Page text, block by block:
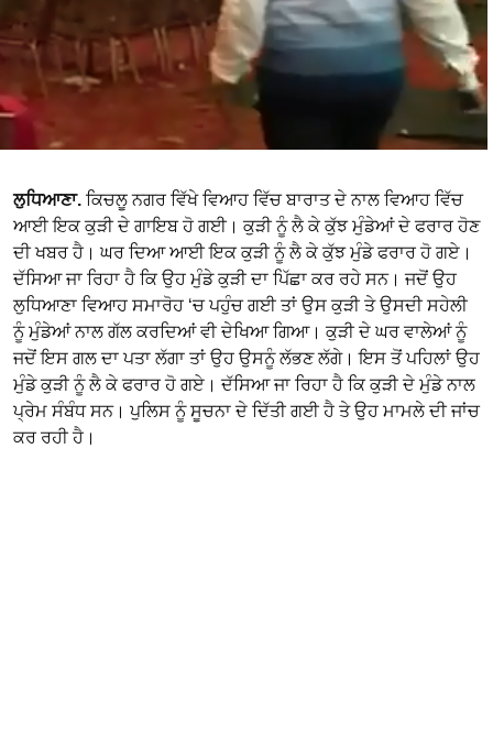
ਲੁਧਿਆਣਾ. ਕਿਚਲੂ ਨਗਰ ਵਿੱਖੇ ਵਿਆਹ ਵਿੱਚ ਬਾਰਾਤ ਦੇ ਨਾਲ ਵਿਆਹ ਵਿੱਚ
ਆਈ ਇਕ ਕੁੜੀ ਦੇ ਗਾਇਬ ਹੋ ਗਈ। ਕੁੜੀ ਨੂੰ ਲੈ ਕੇ ਕੁੱਝ ਮੁੰਡੇਆਂ ਦੇ ਫਰਾਰ ਹੋਣ
ਦੀ ਖਬਰ ਹੈ। ਘਰ ਦਿਆ ਆਈ ਇਕ ਕੁੜੀ ਨੂੰ ਲੈ ਕੇ ਕੁੱਝ ਮੁੰਡੇ ਫਰਾਰ ਹੋ ਗਏ।
ਦੱਸਿਆ ਜਾ ਰਿਹਾ ਹੈ ਕਿ ਉਹ ਮੁੰਡੇ ਕੁੜੀ ਦਾ ਪਿੱਛਾ ਕਰ ਰਹੇ ਸਨ। ਜਦੋਂ ਉਹ
ਲੁਧਿਆਣਾ ਵਿਆਹ ਸਮਾਰੋਹ ‘ਚ ਪਹੁੰਚ ਗਈ ਤਾਂ ਉਸ ਕੁੜੀ ਤੇ ਉਸਦੀ ਸਹੇਲੀ
ਨੂੰ ਮੁੰਡੇਆਂ ਨਾਲ ਗੱਲ ਕਰਦਿਆਂ ਵੀ ਦੇਖਿਆ ਗਿਆ। ਕੁੜੀ ਦੇ ਘਰ ਵਾਲੇਆਂ ਨੂੰ
ਜਦੋਂ ਇਸ ਗਲ ਦਾ ਪਤਾ ਲੱਗਾ ਤਾਂ ਉਹ ਉਸਨੂੰ ਲੱਭਣ ਲੱਗੇ। ਇਸ ਤੋਂ ਪਹਿਲਾਂ ਉਹ
ਮੁੰਡੇ ਕੁੜੀ ਨੂੰ ਲੈ ਕੇ ਫਰਾਰ ਹੋ ਗਏ। ਦੱਸਿਆ ਜਾ ਰਿਹਾ ਹੈ ਕਿ ਕੁੜੀ ਦੇ ਮੁੰਡੇ ਨਾਲ
ਪ੍ਰੇਮ ਸੰਬੰਧ ਸਨ। ਪੁਲਿਸ ਨੂੰ ਸੂਚਨਾ ਦੇ ਦਿੱਤੀ ਗਈ ਹੈ ਤੇ ਉਹ ਮਾਮਲੇ ਦੀ ਜਾਂਚ
ਕਰ ਰਹੀ ਹੈ।